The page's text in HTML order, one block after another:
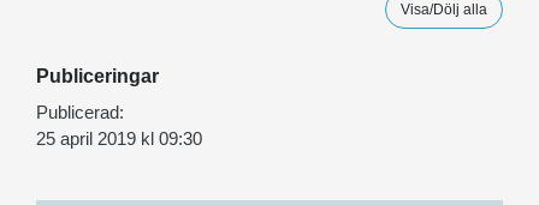
Visa/Dölj alla
Publiceringar
Publicerad:
25 april 2019 kl 09:30